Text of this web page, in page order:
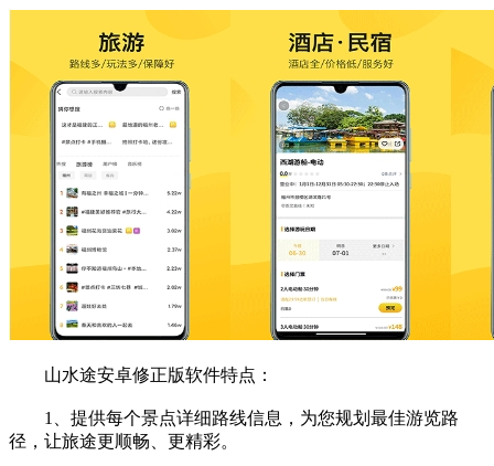
山水途安卓修正版软件特点：
1、提供每个景点详细路线信息，为您规划最佳游览路
径，让旅途更顺畅、更精彩。